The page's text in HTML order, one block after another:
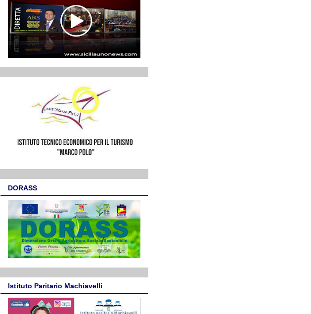
DORASS
Istituto Paritario Machiavelli